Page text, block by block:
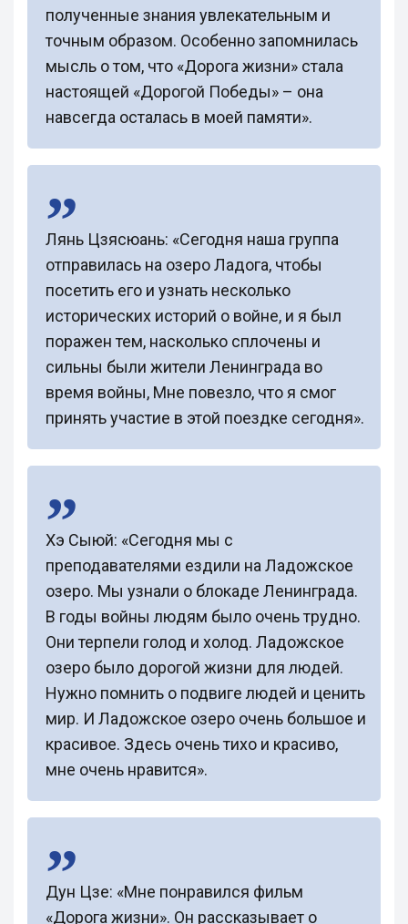
полученные знания увлекательным и
точным образом. Особенно запомнилась
мысль о том, что «Дорога жизни» стала
настоящей «Дорогой Победы» – она
навсегда осталась в моей памяти».
Лянь Цзясюань: «Сегодня наша группа
отправилась на озеро Ладога, чтобы
посетить его и узнать несколько
исторических историй о войне, и я был
поражен тем, насколько сплочены и
сильны были жители Ленинграда во
время войны, Мне повезло, что я смог
принять участие в этой поездке сегодня».
Хэ Сыюй: «Сегодня мы с
преподавателями ездили на Ладожское
озеро. Мы узнали о блокаде Ленинграда.
В годы войны людям было очень трудно.
Они терпели голод и холод. Ладожское
озеро было дорогой жизни для людей.
Нужно помнить о подвиге людей и ценить
мир. И Ладожское озеро очень большое и
красивое. Здесь очень тихо и красиво,
мне очень нравится».
Дун Цзе: «Мне понравился фильм
«Дорога жизни». Он рассказывает о